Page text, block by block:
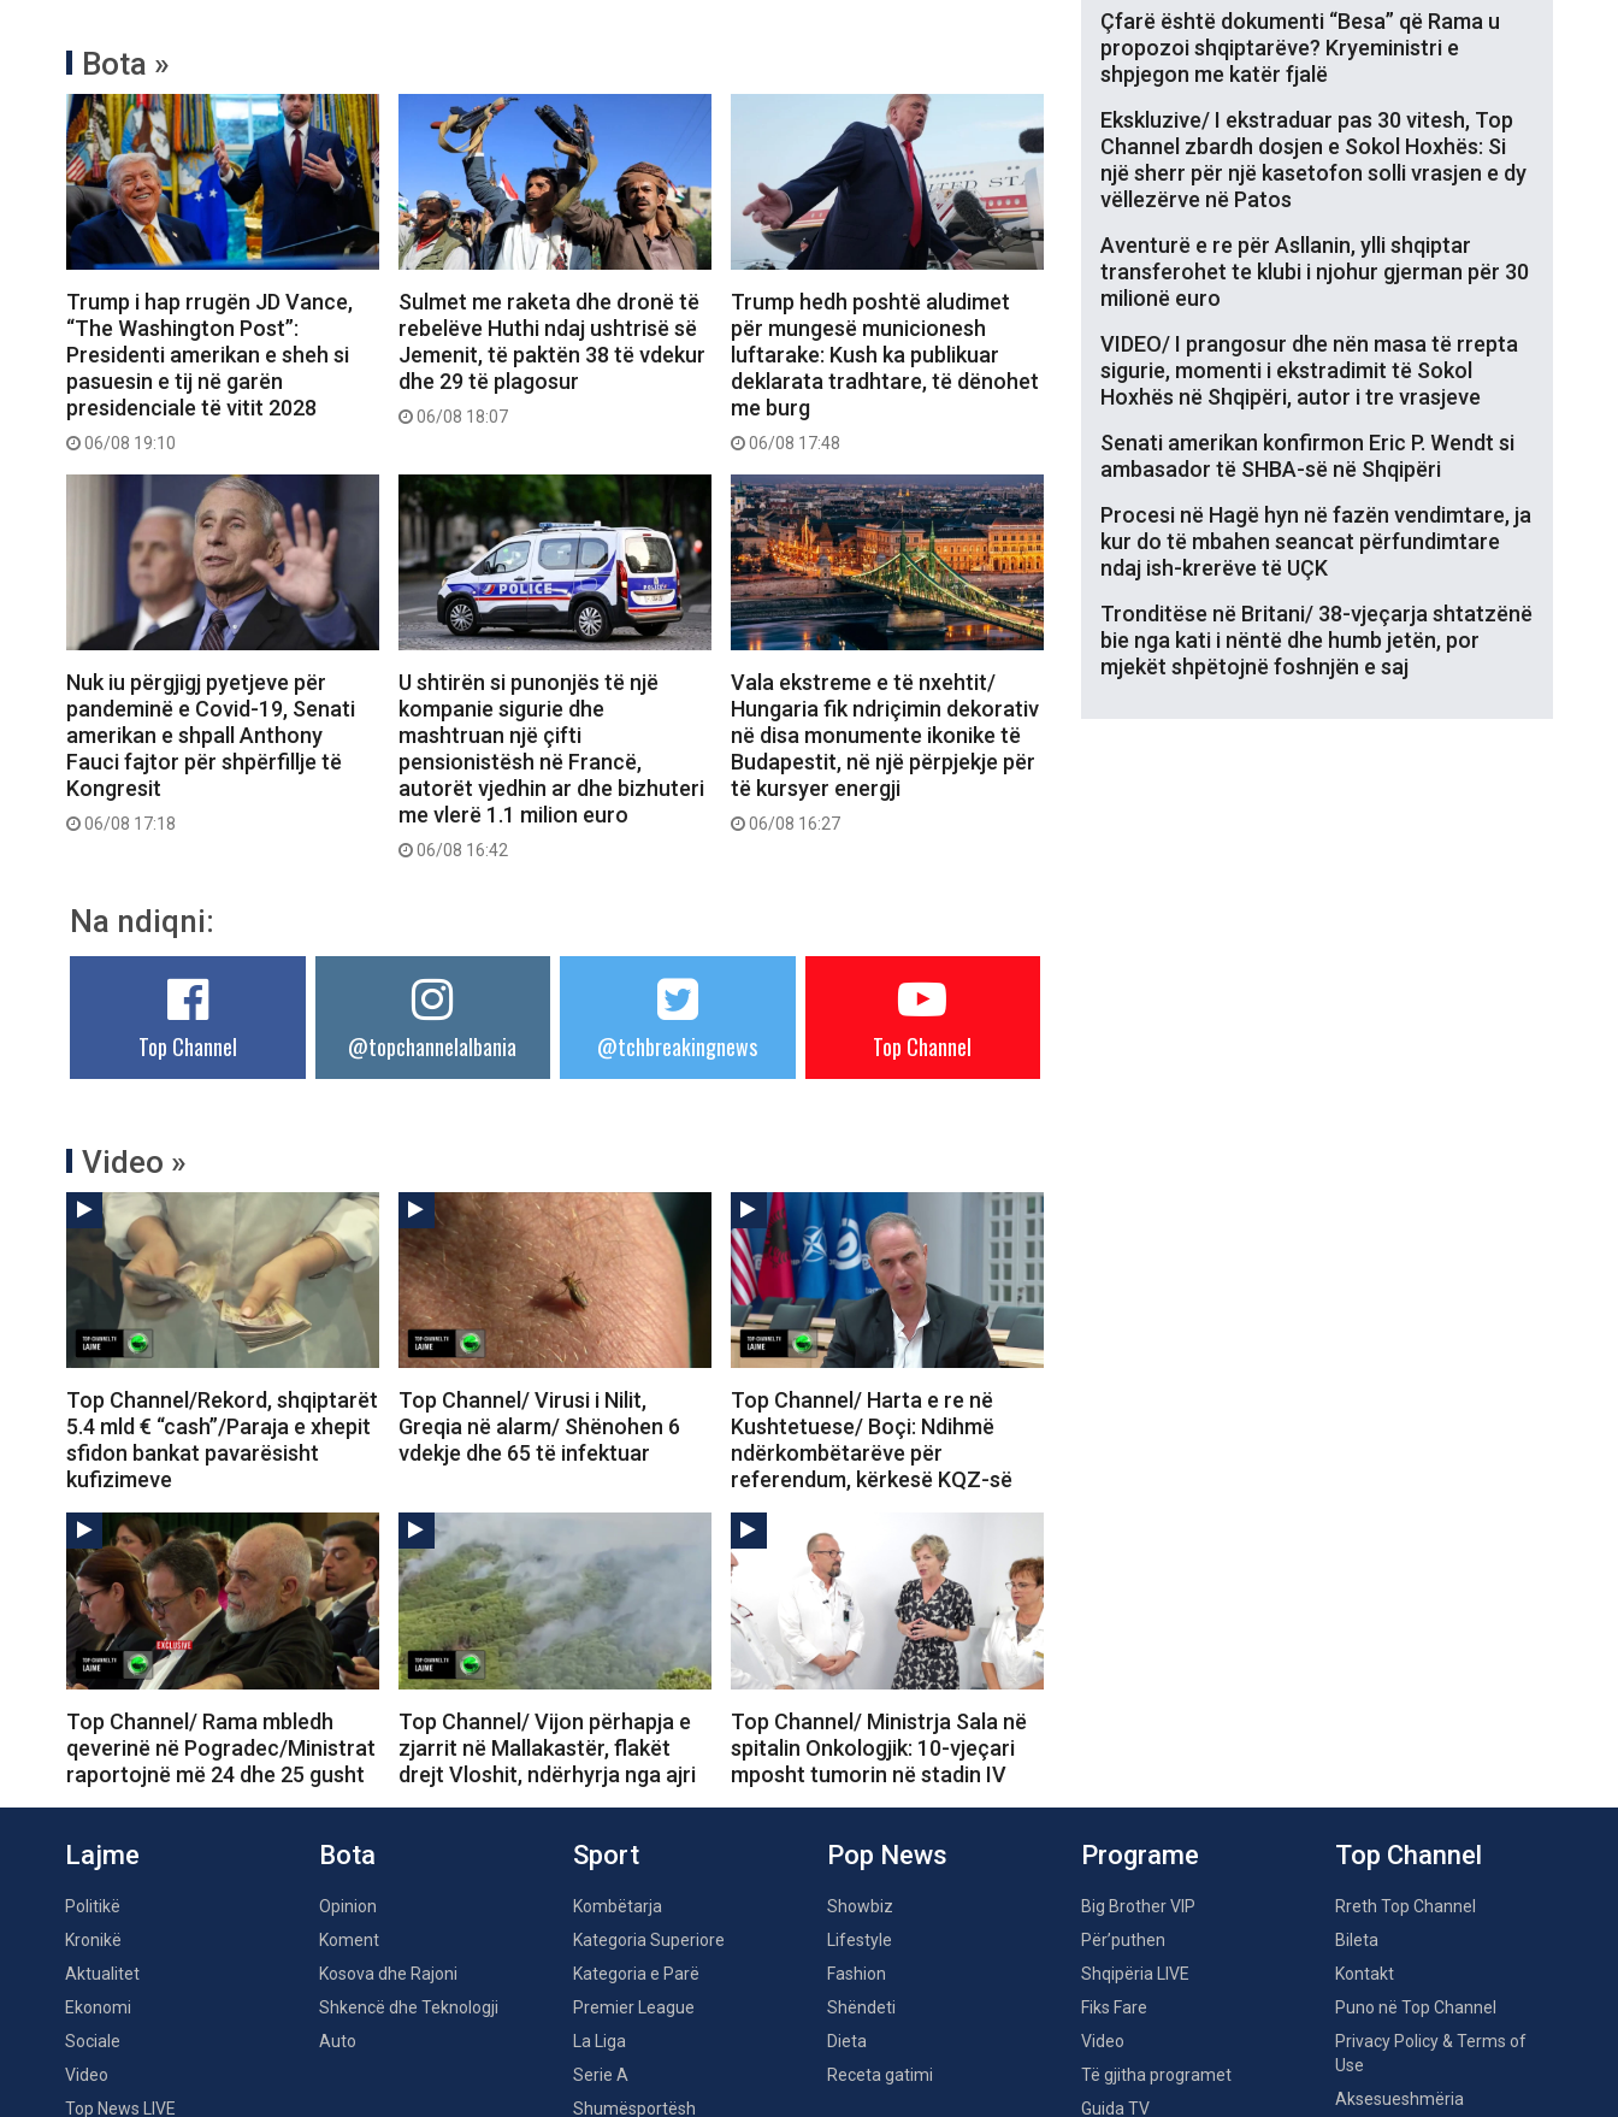
Bota »
Trump i hap rrugën JD Vance,
“The Washington Post”:
Presidenti amerikan e sheh si
pasuesin e tij në garën
presidenciale të vitit 2028
06/08 19:10
Sulmet me raketa dhe dronë të
rebelëve Huthi ndaj ushtrisë së
Jemenit, të paktën 38 të vdekur
dhe 29 të plagosur
06/08 18:07
Trump hedh poshtë aludimet
për mungesë municionesh
luftarake: Kush ka publikuar
deklarata tradhtare, të dënohet
me burg
06/08 17:48
Nuk iu përgjigj pyetjeve për
pandeminë e Covid-19, Senati
amerikan e shpall Anthony
Fauci fajtor për shpërfillje të
Kongresit
06/08 17:18
U shtirën si punonjës të një
kompanie sigurie dhe
mashtruan një çifti
pensionistësh në Francë,
autorët vjedhin ar dhe bizhuteri
me vlerë 1.1 milion euro
06/08 16:42
Vala ekstreme e të nxehtit/
Hungaria fik ndriçimin dekorativ
në disa monumente ikonike të
Budapestit, në një përpjekje për
të kursyer energji
06/08 16:27
Na ndiqni:
Top Channel @topchannelalbania @tchbreakingnews Top Channel
Video »
Top Channel/Rekord, shqiptarët
5.4 mld € “cash”/Paraja e xhepit
sfidon bankat pavarësisht
kufizimeve
Top Channel/ Virusi i Nilit,
Greqia në alarm/ Shënohen 6
vdekje dhe 65 të infektuar
Top Channel/ Harta e re në
Kushtetuese/ Boçi: Ndihmë
ndërkombëtarëve për
referendum, kërkesë KQZ-së
Top Channel/ Rama mbledh
qeverinë në Pogradec/Ministrat
raportojnë më 24 dhe 25 gusht
Top Channel/ Vijon përhapja e
zjarrit në Mallakastër, flakët
drejt Vloshit, ndërhyrja nga ajri
Top Channel/ Ministrja Sala në
spitalin Onkologjik: 10-vjeçari
mposht tumorin në stadin IV
Çfarë është dokumenti “Besa” që Rama u
propozoi shqiptarëve? Kryeministri e
shpjegon me katër fjalë
Ekskluzive/ I ekstraduar pas 30 vitesh, Top
Channel zbardh dosjen e Sokol Hoxhës: Si
një sherr për një kasetofon solli vrasjen e dy
vëllezërve në Patos
Aventurë e re për Asllanin, ylli shqiptar
transferohet te klubi i njohur gjerman për 30
milionë euro
VIDEO/ I prangosur dhe nën masa të rrepta
sigurie, momenti i ekstradimit të Sokol
Hoxhës në Shqipëri, autor i tre vrasjeve
Senati amerikan konfirmon Eric P. Wendt si
ambasador të SHBA-së në Shqipëri
Procesi në Hagë hyn në fazën vendimtare, ja
kur do të mbahen seancat përfundimtare
ndaj ish-krerëve të UÇK
Tronditëse në Britani/ 38-vjeçarja shtatzënë
bie nga kati i nëntë dhe humb jetën, por
mjekët shpëtojnë foshnjën e saj
Lajme
Politikë
Kronikë
Aktualitet
Ekonomi
Sociale
Video
Top News LIVE
Bota
Opinion
Koment
Kosova dhe Rajoni
Shkencë dhe Teknologji
Auto
Sport
Kombëtarja
Kategoria Superiore
Kategoria e Parë
Premier League
La Liga
Serie A
Shumësportësh
Pop News
Showbiz
Lifestyle
Fashion
Shëndeti
Dieta
Receta gatimi
Programe
Big Brother VIP
Për’puthen
Shqipëria LIVE
Fiks Fare
Video
Të gjitha programet
Guida TV
Top Channel
Rreth Top Channel
Bileta
Kontakt
Puno në Top Channel
Privacy Policy & Terms of
Use
Aksesueshmëria